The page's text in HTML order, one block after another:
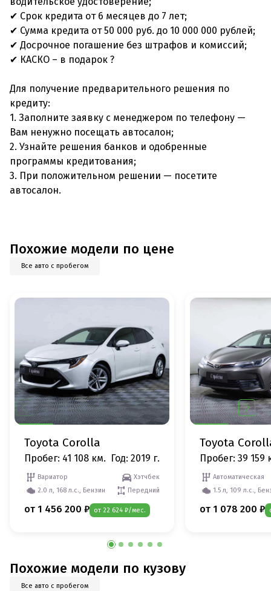
✔ Срок кредита от 6 месяцев до 7 лет;
✔ Сумма кредита от 50 000 руб. до 10 000 000 рублей;
✔ Досрочное погашение без штрафов и комиссий;
✔ КАСКО – в подарок ?
Для получение предварительного решения по
кредиту:
1. Заполните заявку с менеджером по телефону —
Вам ненужно посещать автосалон;
2. Узнайте решения банков и одобренные
программы кредитования;
3. При положительном решении — посетите
автосалон.
Похожие модели по цене
Все авто с пробегом
Toyota Corolla
Пробег: 41 108 км. Год: 2019 г.
Вариатор
Хэтчбек
2.0 л, 168 л.с., Бензин
Передний
от 1 456 200 ₽ от 22 624 ₽/мес.
Toyota
Пробег: 39 159
Автоматическая
1.5 л, 109 л.с.,
от 1 078 200 ₽
Похожие модели по кузову
Все авто с пробегом